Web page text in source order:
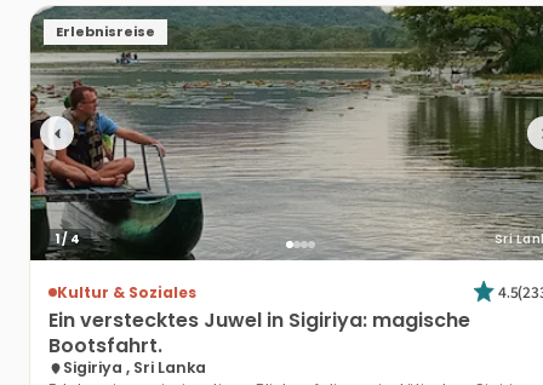
Erlebnisreise
1/4 Sri
Kultur & Soziales 4.5(
Einverstecktes Juwel in Sigiriya: magische
Bootsfahrt.
Sigiriya , Sri Lanka